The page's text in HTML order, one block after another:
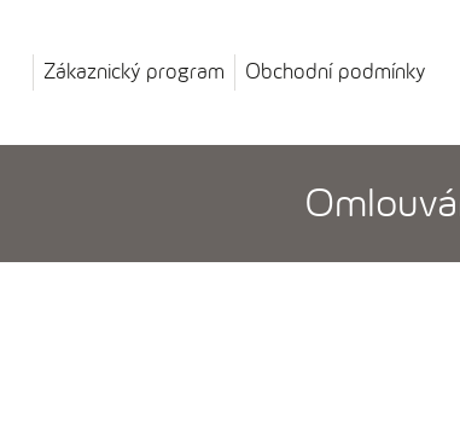
Zákaznický program Obchodní podmínky